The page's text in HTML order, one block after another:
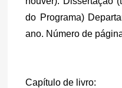
do Programa)
ano. Número de
Capítulo de livro: